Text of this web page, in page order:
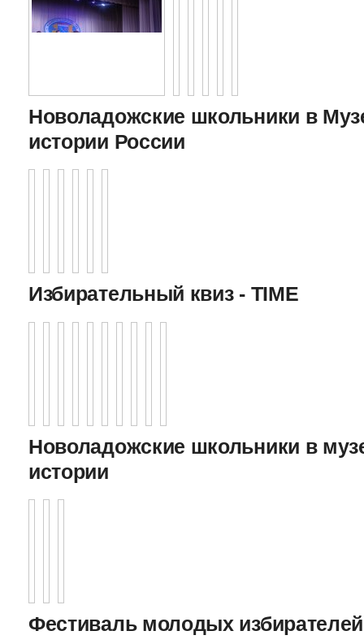
Новоладожские школьники в
истории России
Избирательный квиз - TIME
Новоладожские школьники в
истории
Фестиваль молодых избирателей